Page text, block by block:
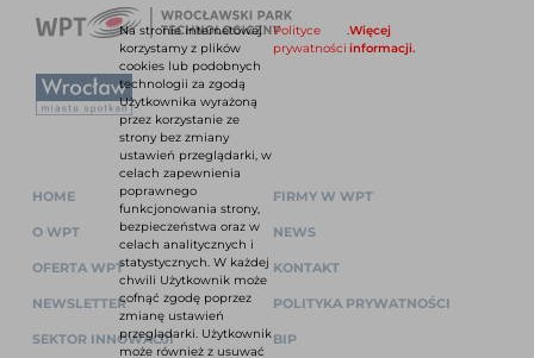
HOME
O WPT
OFERTA WPT
NEWSLETTER
SEKTOR INNOWACJI
FIRMY W WPT
NEWS
KONTAKT
POLITYKA PRYWATNOŚCI
BIP
Na stronie internetowej
korzystamy z plików
cookies lub podobnych
technologii za zgodą
Użytkownika wyrażoną
przez korzystanie ze
strony bez zmiany
ustawień przeglądarki, w
celach zapewnienia
poprawnego
funkcjonowania strony,
bezpieczeństwa oraz w
celach analitycznych i
statystycznych. W każdej
chwili Użytkownik może
cofnąć zgodę poprzez
zmianę ustawień
przeglądarki. Użytkownik
może również z usuwać
Polityce
prywatności
Więcej
informacji.